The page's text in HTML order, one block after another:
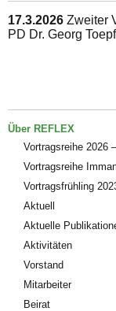
17.3.2026 Zweiter
PD Dr. Georg
Über REFLEX
Vortragsreihe 2026
Vortragsreihe
Vortragsfrühling
Aktuell
Aktuelle
Aktivitäten
Vorstand
Mitarbeiter
Beirat